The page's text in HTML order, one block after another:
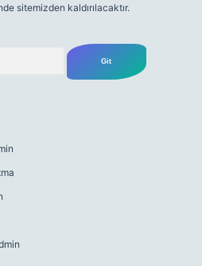
sitemizden kaldırılacaktır.